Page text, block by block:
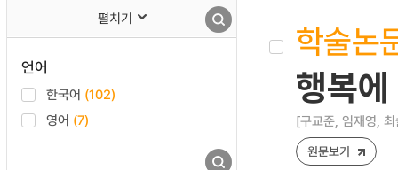
펼치기
언어
한국어 (102)
영어 (7)
학술논
행복
[구교준, 임재영,
원문보기